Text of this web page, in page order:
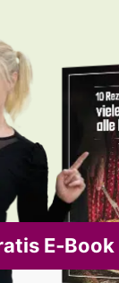
E‑Book